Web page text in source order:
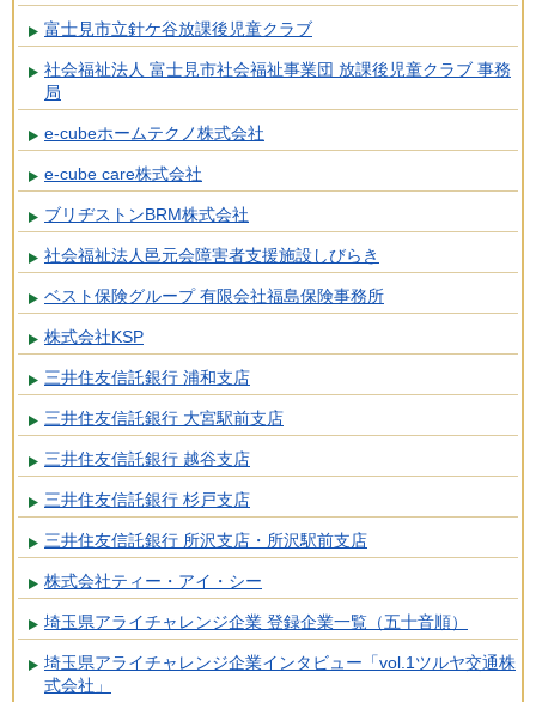
富士見市立針ケ谷放課後児童クラブ
社会福祉法人 富士見市社会福祉事業団 放課後児童クラブ 事務
局
e-cubeホームテクノ株式会社
e-cube care株式会社
ブリヂストンBRM株式会社
社会福祉法人邑元会障害者支援施設しびらき
ベスト保険グループ 有限会社福島保険事務所
株式会社KSP
三井住友信託銀行 浦和支店
三井住友信託銀行 大宮駅前支店
三井住友信託銀行 越谷支店
三井住友信託銀行 杉戸支店
三井住友信託銀行 所沢支店・所沢駅前支店
株式会社ティー・アイ・シー
埼玉県アライチャレンジ企業 登録企業一覧（五十音順）
埼玉県アライチャレンジ企業インタビュー「vol.1ツルヤ交通株
式会社」